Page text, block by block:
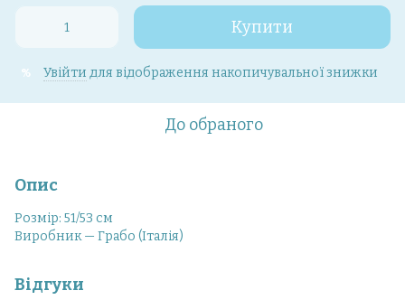
Купити
% Увійти для відображення накопичувальної знижки
До обраного
Опис
Розмір: 51/53 см
Виробник — Грабо (Італія)
Відгуки